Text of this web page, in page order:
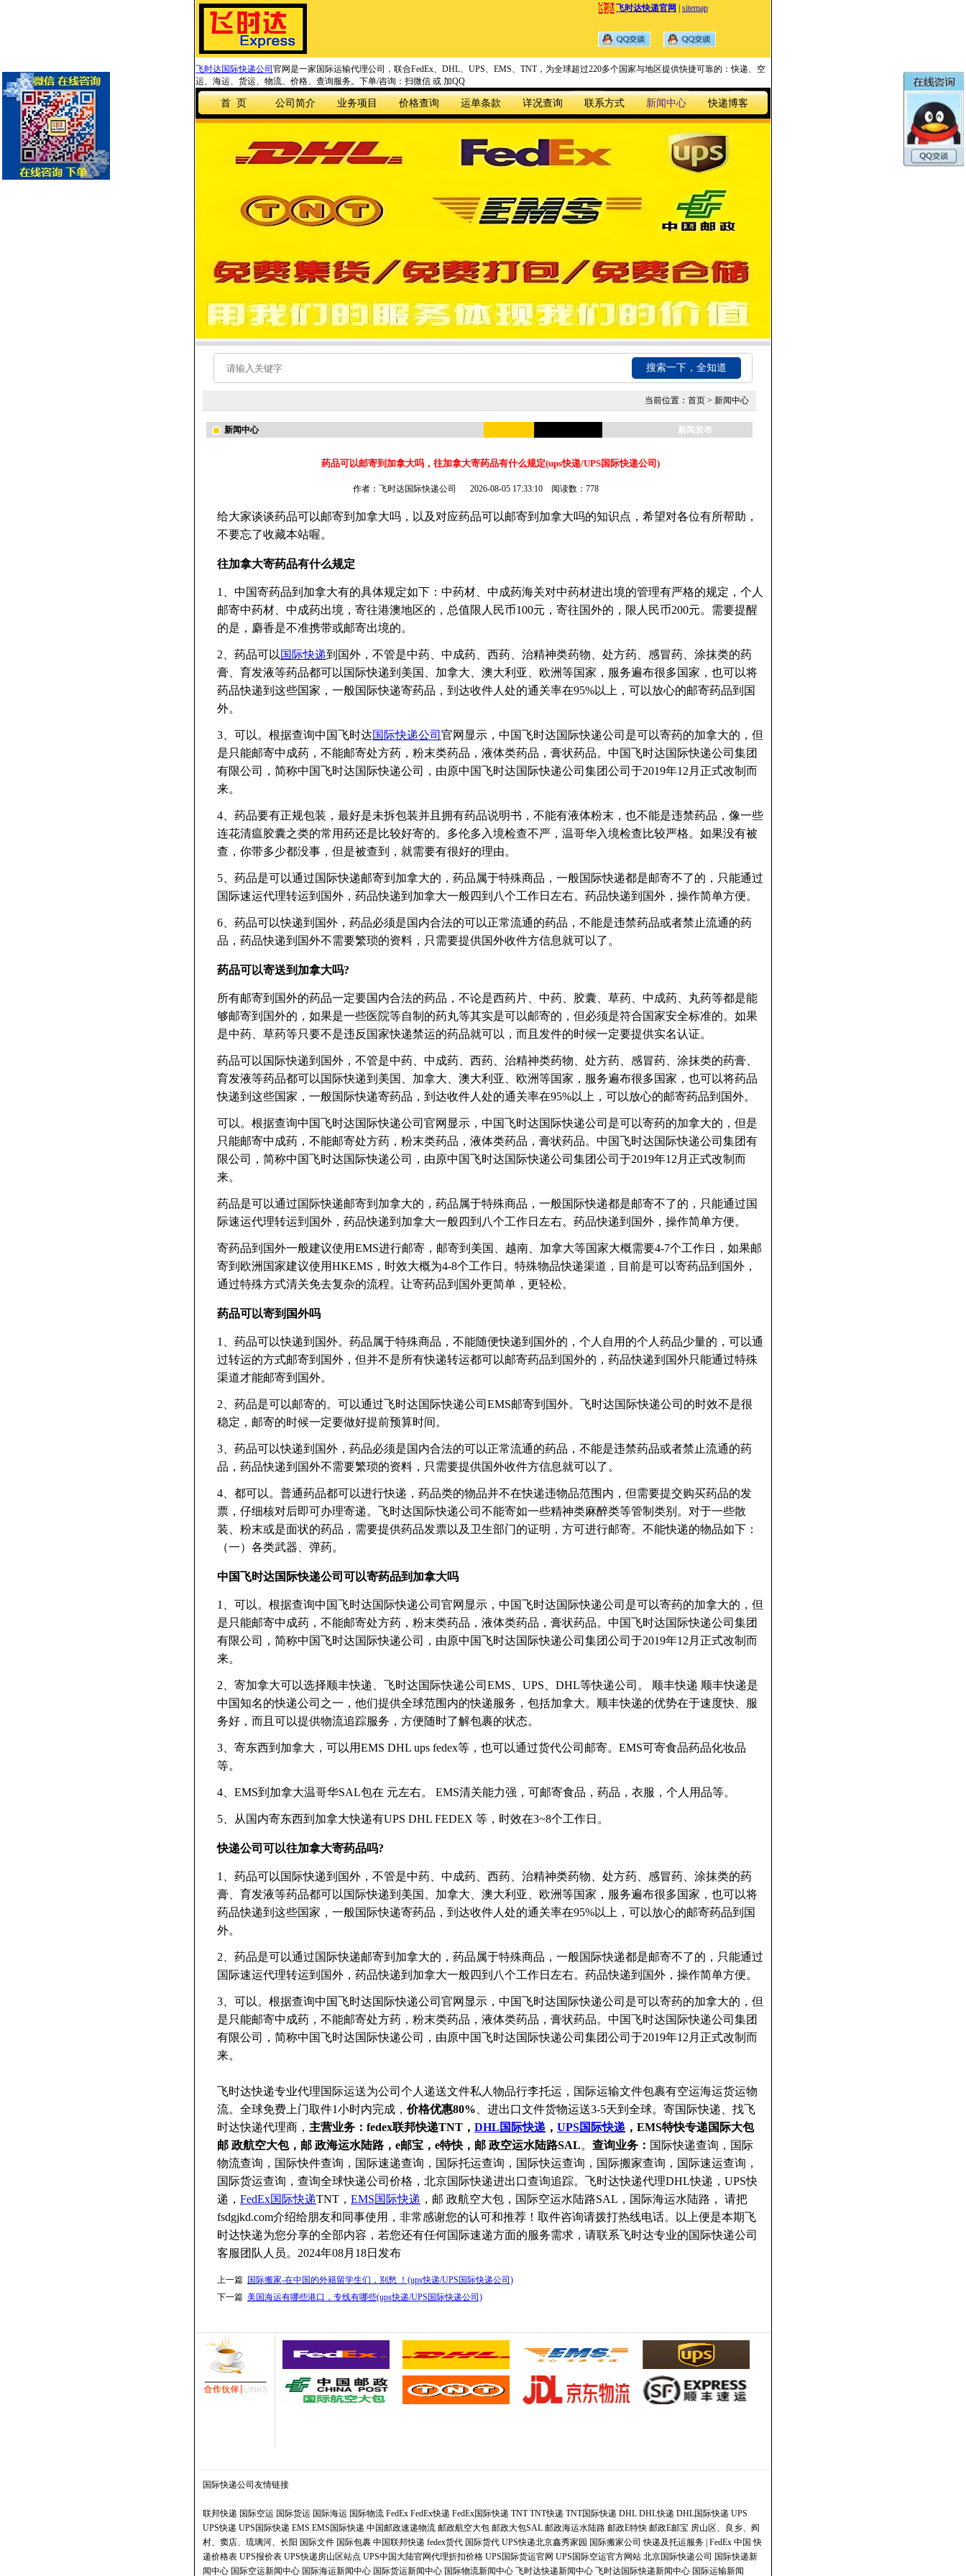
飞时达快递官网 sitemap
飞时达国际快递公司 官网是一家国际运输代理公司，联合FedEx、DHL、UPS、EMS、TNT，为全球超过220多个国家与地区提供快捷可靠的：快递、空
运、海运、货运、物流、价格、查询服务。下单/咨询：扫微信 或 加QQ
首 页 公司简介 业务项目 价格查询 运单条款 详况查询 联系方式 新闻中心 快递博客
搜索一下，全知道
当前位置： 首页 > 新闻中心
新闻中心 新闻发布
药品可以邮寄到加拿大吗，往加拿大寄药品有什么规定(ups快递/UPS国际快递公司)
作者：飞时达国际快递公司 2026-08-05 17:33:10 阅读数：778
给大家谈谈药品可以邮寄到加拿大吗，以及对应药品可以邮寄到加拿大吗的知识点，希望对各位有所帮助，
不要忘了收藏本站喔。
往加拿大寄药品有什么规定
1、中国寄药品到加拿大有的具体规定如下：中药材、中成药海关对中药材进出境的管理有严格的规定，个人
邮寄中药材、中成药出境，寄往港澳地区的，总值限人民币100元，寄往国外的，限人民币200元。需要提醒
的是，麝香是不准携带或邮寄出境的。
2、药品可以 国际快递到国外，不管是中药、中成药、西药、治精神类药物、处方药、感冒药、涂抹类的药
膏、育发液等药品都可以国际快递到美国、加拿大、澳大利亚、欧洲等国家，服务遍布很多国家，也可以将
药品快递到这些国家，一般国际快递寄药品，到达收件人处的通关率在95%以上，可以放心的邮寄药品到国
外。
3、可以。根据查询中国飞时达国际快递公司 官网显示，中国飞时达国际快递公司是可以寄药的加拿大的，但
是只能邮寄中成药，不能邮寄处方药，粉末类药品，液体类药品，膏状药品。中国飞时达国际快递公司集团
有限公司，简称中国飞时达国际快递公司，由原中国飞时达国际快递公司集团公司于2019年12月正式改制而
来。
4、药品要有正规包装，最好是未拆包装并且拥有药品说明书，不能有液体粉末，也不能是违禁药品，像一些
连花清瘟胶囊之类的常用药还是比较好寄的。多伦多入境检查不严，温哥华入境检查比较严格。如果没有被
查，你带多少都没事，但是被查到，就需要有很好的理由。
5、药品是可以通过国际快递邮寄到加拿大的，药品属于特殊商品，一般国际快递都是邮寄不了的，只能通过
国际速运代理转运到国外，药品快递到加拿大一般四到八个工作日左右。药品快递到国外，操作简单方便。
6、药品可以快递到国外，药品必须是国内合法的可以正常流通的药品，不能是违禁药品或者禁止流通的药
品，药品快递到国外不需要繁琐的资料，只需要提供国外收件方信息就可以了。
药品可以寄送到加拿大吗?
所有邮寄到国外的药品一定要国内合法的药品，不论是西药片、中药、胶囊、草药、中成药、丸药等都是能
够邮寄到国外的，如果是一些医院等自制的药丸等其实是可以邮寄的，但必须是符合国家安全标准的。如果
是中药、草药等只要不是违反国家快递禁运的药品就可以，而且发件的时候一定要提供实名认证。
药品可以国际快递到国外，不管是中药、中成药、西药、治精神类药物、处方药、感冒药、涂抹类的药膏、
育发液等药品都可以国际快递到美国、加拿大、澳大利亚、欧洲等国家，服务遍布很多国家，也可以将药品
快递到这些国家，一般国际快递寄药品，到达收件人处的通关率在95%以上，可以放心的邮寄药品到国外。
可以。根据查询中国飞时达国际快递公司官网显示，中国飞时达国际快递公司是可以寄药的加拿大的，但是
只能邮寄中成药，不能邮寄处方药，粉末类药品，液体类药品，膏状药品。中国飞时达国际快递公司集团有
限公司，简称中国飞时达国际快递公司，由原中国飞时达国际快递公司集团公司于2019年12月正式改制而
来。
药品是可以通过国际快递邮寄到加拿大的，药品属于特殊商品，一般国际快递都是邮寄不了的，只能通过国
际速运代理转运到国外，药品快递到加拿大一般四到八个工作日左右。药品快递到国外，操作简单方便。
寄药品到国外一般建议使用EMS进行邮寄，邮寄到美国、越南、加拿大等国家大概需要4-7个工作日，如果邮
寄到欧洲国家建议使用HKEMS，时效大概为4-8个工作日。特殊物品快递渠道，目前是可以寄药品到国外，
通过特殊方式清关免去复杂的流程。让寄药品到国外更简单，更轻松。
药品可以寄到国外吗
1、药品可以快递到国外。药品属于特殊商品，不能随便快递到国外的，个人自用的个人药品少量的，可以通
过转运的方式邮寄到国外，但并不是所有快递转运都可以邮寄药品到国外的，药品快递到国外只能通过特殊
渠道才能邮寄到国外。
2、药品是可以邮寄的。可以通过飞时达国际快递公司EMS邮寄到国外。飞时达国际快递公司的时效不是很
稳定，邮寄的时候一定要做好提前预算时间。
3、药品可以快递到国外，药品必须是国内合法的可以正常流通的药品，不能是违禁药品或者禁止流通的药
品，药品快递到国外不需要繁琐的资料，只需要提供国外收件方信息就可以了。
4、都可以。普通药品都可以进行快递，药品类的物品并不在快递违物品范围内，但需要提交购买药品的发
票，仔细核对后即可办理寄递。飞时达国际快递公司不能寄如一些精神类麻醉类等管制类别。对于一些散
装、粉末或是面状的药品，需要提供药品发票以及卫生部门的证明，方可进行邮寄。不能快递的物品如下：
（一）各类武器、弹药。
中国飞时达国际快递公司可以寄药品到加拿大吗
1、可以。根据查询中国飞时达国际快递公司官网显示，中国飞时达国际快递公司是可以寄药的加拿大的，但
是只能邮寄中成药，不能邮寄处方药，粉末类药品，液体类药品，膏状药品。中国飞时达国际快递公司集团
有限公司，简称中国飞时达国际快递公司，由原中国飞时达国际快递公司集团公司于2019年12月正式改制而
来。
2、寄加拿大可以选择顺丰快递、飞时达国际快递公司EMS、UPS、DHL等快递公司。 顺丰快递 顺丰快递是
中国知名的快递公司之一，他们提供全球范围内的快递服务，包括加拿大。顺丰快递的优势在于速度快、服
务好，而且可以提供物流追踪服务，方便随时了解包裹的状态。
3、寄东西到加拿大，可以用EMS DHL ups fedex等，也可以通过货代公司邮寄。EMS可寄食品药品化妆品
等。
4、EMS到加拿大温哥华SAL包在 元左右。 EMS清关能力强，可邮寄食品，药品，衣服，个人用品等。
5、从国内寄东西到加拿大快递有UPS DHL FEDEX 等，时效在3~8个工作日。
快递公司可以往加拿大寄药品吗?
1、药品可以国际快递到国外，不管是中药、中成药、西药、治精神类药物、处方药、感冒药、涂抹类的药
膏、育发液等药品都可以国际快递到美国、加拿大、澳大利亚、欧洲等国家，服务遍布很多国家，也可以将
药品快递到这些国家，一般国际快递寄药品，到达收件人处的通关率在95%以上，可以放心的邮寄药品到国
外。
2、药品是可以通过国际快递邮寄到加拿大的，药品属于特殊商品，一般国际快递都是邮寄不了的，只能通过
国际速运代理转运到国外，药品快递到加拿大一般四到八个工作日左右。药品快递到国外，操作简单方便。
3、可以。根据查询中国飞时达国际快递公司官网显示，中国飞时达国际快递公司是可以寄药的加拿大的，但
是只能邮寄中成药，不能邮寄处方药，粉末类药品，液体类药品，膏状药品。中国飞时达国际快递公司集团
有限公司，简称中国飞时达国际快递公司，由原中国飞时达国际快递公司集团公司于2019年12月正式改制而
来。
飞时达快递专业代理国际运送为公司个人递送文件私人物品行李托运，国际运输文件包裹有空运海运货运物
流。全球免费上门取件1小时内完成， 价格优惠80% 、进出口文件货物运送3-5天到全球。寄国际快递、找飞
时达快递代理商， 主营业务：fedex联邦快递TNT， DHL国际快递 ， UPS国际快递 ，EMS特快专递国际大包
邮 政航空大包，邮 政海运水陆路，e邮宝，e特快，邮 政空运水陆路SAL。 查询业务： 国际快递查询，国际
物流查询，国际快件查询，国际速递查询，国际托运查询，国际快运查询，国际搬家查询，国际速运查询，
国际货运查询，查询全球快递公司价格，北京国际快递进出口查询追踪。飞时达快递代理DHL快递，UPS快
递， FedEx国际快递TNT， EMS国际快递 ，邮 政航空大包，国际空运水陆路SAL，国际海运水陆路， 请把
fsdgjkd.com介绍给朋友和同事使用，非常感谢您的认可和推荐！取件咨询请拨打热线电话。以上便是本期飞
时达快递为您分享的全部内容，若您还有任何国际速递方面的服务需求，请联系飞时达专业的国际快递公司
客服团队人员。2024年08月18日发布
上一篇 国际搬家-在中国的外籍留学生们，别愁 ！(ups快递/UPS国际快递公司)
下一篇 美国海运有哪些港口，专线有哪些(ups快递/UPS国际快递公司)
国际快递公司 友情链接
联邦快递 国际空运 国际货运 国际海运 国际物流 FedEx FedEx快递 FedEx国际快递 TNT TNT快递 TNT国际快递 DHL DHL快递 DHL国际快递 UPS
UPS快递 UPS国际快递 EMS EMS国际快递 中国邮政速递物流 邮政航空大包 邮政大包SAL 邮政海运水陆路 邮政E特快 邮政E邮宝 房山区、良乡、阎
村、窦店、琉璃河、长阳 国际文件 国际包裹 中国联邦快递 fedex货代 国际货代 UPS快递北京鑫秀家园 国际搬家公司 快递及托运服务 | FedEx 中国 快
递价格表 UPS报价表 UPS快递房山区站点 UPS中国大陆官网代理折扣价格 UPS国际货运官网 UPS国际空运官方网站 北京国际快递公司 国际快递新
闻中心 国际空运新闻中心 国际海运新闻中心 国际货运新闻中心 国际物流新闻中心 飞时达快递新闻中心 飞时达国际快递新闻中心 国际运输新闻